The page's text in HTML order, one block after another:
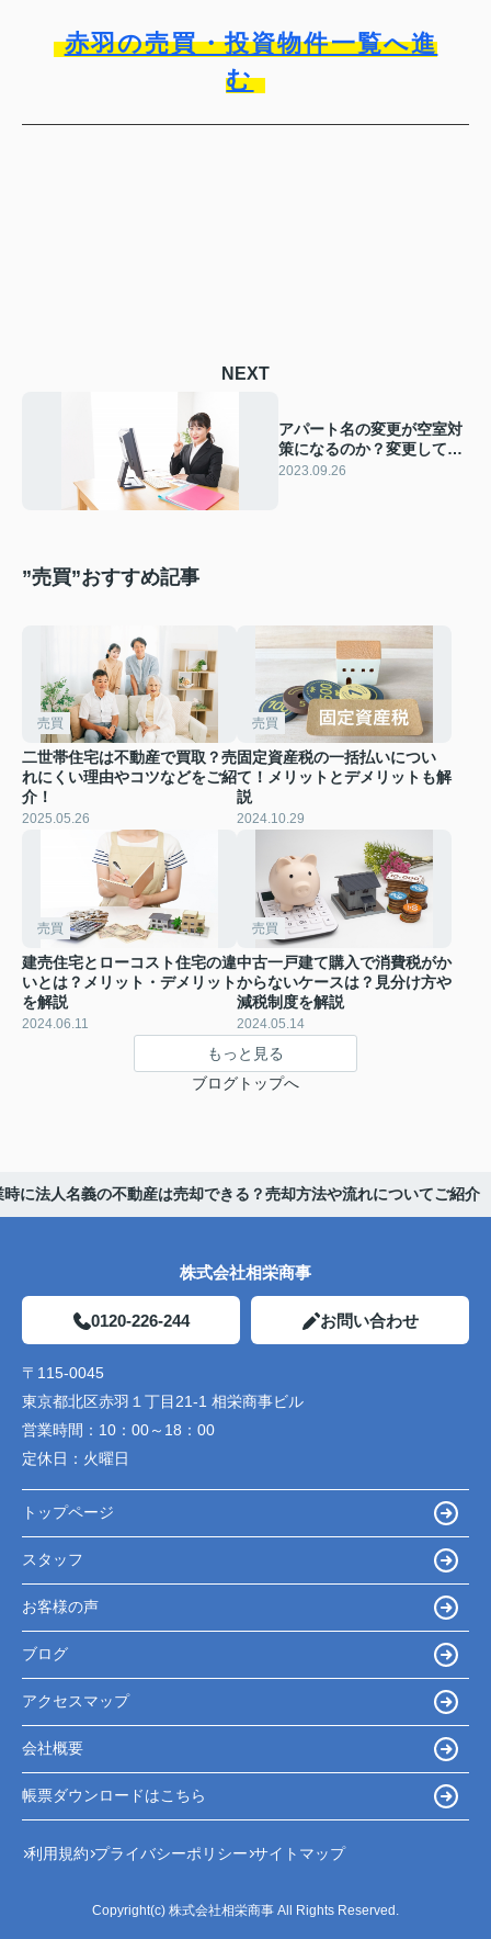
赤羽の売買・投資物件一覧へ進
む
NEXT
アパート名の変更が空室対
策になるのか？変更して良
いケースなどをご紹介
2023.09.26
”売買”おすすめ記事
売買
二世帯住宅は不動産で買取？売
れにくい理由やコツなどをご紹
介！
2025.05.26
売買
固定資産税の一括払いについ
て！メリットとデメリットも解
説
2024.10.29
売買
建売住宅とローコスト住宅の違
いとは？メリット・デメリット
を解説
2024.06.11
売買
中古一戸建て購入で消費税がか
からないケースは？見分け方や
減税制度を解説
2024.05.14
もっと見る
ブログトップへ
時に法人名義の不動産は売却できる？売却方法や流れについてご紹介
株式会社相栄商事
0120-226-244 お問い合わせ
〒115-0045
東京都北区赤羽１丁目21-1 相栄商事ビル
営業時間： 10：00～18：00
定休日： 火曜日
トップページ
スタッフ
お客様の声
ブログ
アクセスマップ
会社概要
帳票ダウンロードはこちら
利用規約 プライバシーポリシー サイトマップ
Copyright(c) 株式会社相栄商事 All Rights Reserved.